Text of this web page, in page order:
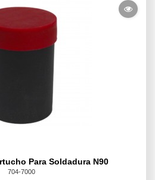
Para Soldadura N90
704-7000